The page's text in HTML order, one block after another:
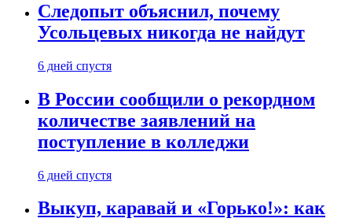
Следопыт объяснил, почему
Усольцевых никогда не найдут
6 дней спустя
В России сообщили о рекордном
количестве заявлений на
поступление в колледжи
6 дней спустя
Выкуп, каравай и «Горько!»: как